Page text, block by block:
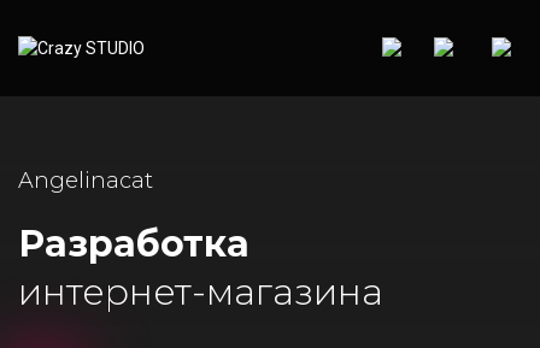
Angelinacat
Разработка
интернет-магазина